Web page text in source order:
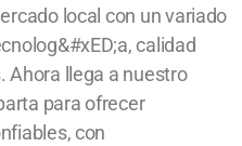
local con un variado
calidad
Ahora llega a nuestro
para ofrecer
con